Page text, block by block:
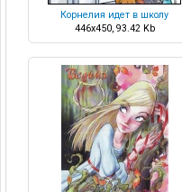
Корнелия идет в школу
446x450, 93.42 Kb